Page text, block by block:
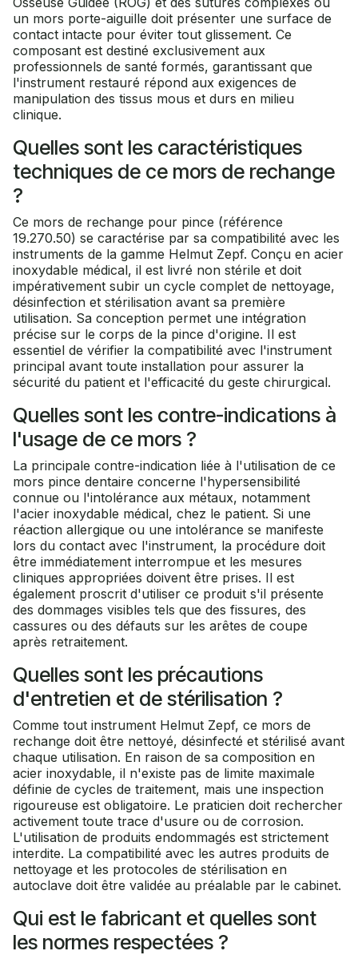
un mors porte-aiguille doit présenter une surface de
contact intacte pour éviter tout glissement. Ce
composant est destiné exclusivement aux
professionnels de santé formés, garantissant que
l'instrument restauré répond aux exigences de
manipulation des tissus mous et durs en milieu
clinique.
Quelles sont les caractéristiques
techniques de ce mors de rechange
?
Ce mors de rechange pour pince (référence
19.270.50) se caractérise par sa compatibilité avec les
instruments de la gamme Helmut Zepf. Conçu en acier
inoxydable médical, il est livré non stérile et doit
impérativement subir un cycle complet de nettoyage,
désinfection et stérilisation avant sa première
utilisation. Sa conception permet une intégration
précise sur le corps de la pince d'origine. Il est
essentiel de vérifier la compatibilité avec l'instrument
principal avant toute installation pour assurer la
sécurité du patient et l'efficacité du geste chirurgical.
Quelles sont les contre-indications à
l'usage de ce mors ?
La principale contre-indication liée à l'utilisation de ce
mors pince dentaire concerne l'hypersensibilité
connue ou l'intolérance aux métaux, notamment
l'acier inoxydable médical, chez le patient. Si une
réaction allergique ou une intolérance se manifeste
lors du contact avec l'instrument, la procédure doit
être immédiatement interrompue et les mesures
cliniques appropriées doivent être prises. Il est
également proscrit d'utiliser ce produit s'il présente
des dommages visibles tels que des fissures, des
cassures ou des défauts sur les arêtes de coupe
après retraitement.
Quelles sont les précautions
d'entretien et de stérilisation ?
Comme tout instrument Helmut Zepf, ce mors de
rechange doit être nettoyé, désinfecté et stérilisé avant
chaque utilisation. En raison de sa composition en
acier inoxydable, il n'existe pas de limite maximale
définie de cycles de traitement, mais une inspection
rigoureuse est obligatoire. Le praticien doit rechercher
activement toute trace d'usure ou de corrosion.
L'utilisation de produits endommagés est strictement
interdite. La compatibilité avec les autres produits de
nettoyage et les protocoles de stérilisation en
autoclave doit être validée au préalable par le cabinet.
Qui est le fabricant et quelles sont
les normes respectées ?